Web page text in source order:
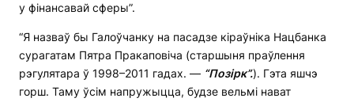
у фінансавай сферы”.
“Я назваў бы Галоўчанку на пасадзе кіраўніка Нацбанка
сурагатам Пятра Пракаповіча (старшыня праўлення
рэгулятара ў 1998–2011 гадах. — “Позірк”.). Гэта яшчэ
горш. Таму ўсім напружыцца, будзе вельмі нават